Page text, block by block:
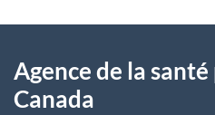
i
propos
Agence de la
Canada